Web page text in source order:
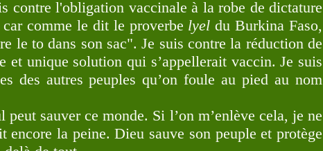
contre l'obligation vaccinale à la robe de dictature
comme le dit le proverbe lyeldu Burkina Faso,
le to dans son sac". Je suis contre la réduction de
et unique solution qui s’appellerait vaccin. Je suis
des autres peuples qu’on foule au pied au nom
sauver ce monde. Si l’on m’enlève cela, je ne
encore la peine. Dieu sauve son peuple et protège